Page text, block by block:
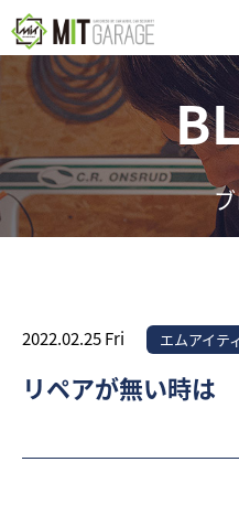
2022.02.25 Fri エムアイテ
リペアが無い時は